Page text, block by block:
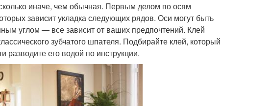
иначе, чем обычная. Первым делом по осям
зависит укладка следующих рядов. Оси могут быть
углом — все зависит от ваших предпочтений. Клей
зубчатого шпателя. Подбирайте клей, который
разводите его водой по инструкции.